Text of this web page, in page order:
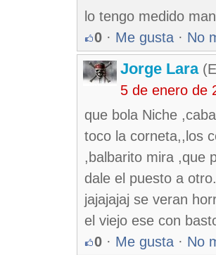
lo tengo medido
0 · Me gusta · No
Jorge Lara
5 de enero de
que bola Niche
toco la corneta,,los
,balbarito mira ,que
dale el puesto a
jajajajaj se veran
el viejo ese con
0 · Me gusta · No